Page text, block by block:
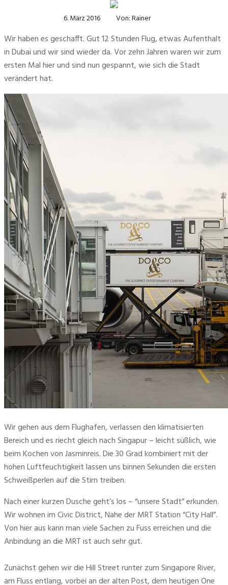
6. März 2016 Von: Rainer
Wir haben es geschafft. Gut 12 Stunden Flug, etwas Aufenthalt
in Dubai und wir sind wieder da. Vor zehn Jahren waren wir zum
ersten Mal hier und sind nun gespannt, wie sich die Stadt
verändert hat.
Wir gehen aus dem Flughafen, verlassen den klimatisierten
Bereich und es riecht gleich nach Singapur – leicht süßlich, wie
beim Kochen von Jasminreis. Die 30 Grad kombiniert mit der
hohen Luftfeuchtigkeit lassen uns binnen Sekunden die ersten
Schweißperlen auf die Stirn treiben.
Nach einer kurzen Dusche geht’s los – “unsere Stadt” erkunden.
Wir wohnen im Civic District, Nahe der MRT Station “City Hall”.
Von hier aus kann man viele Sachen zu Fuss erreichen und die
Anbindung an die MRT ist auch sehr gut.
Zunächst gehen wir die Hill Street runter zum Singapore River,
am Fluss entlang, vorbei an der alten Post, dem heutigen One